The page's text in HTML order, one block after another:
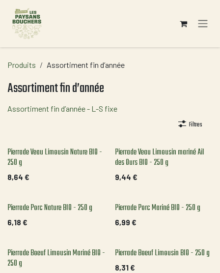
Produits Assortiment fin d’année
Assortiment fin d’année
Assortiment fin d’année - L-S fixe
Filtres
Pierrade Veau Limousin Nature BIO -
250 g
8,64 €
Pierrade Veau Limousin mariné Ail
des Ours BIO - 250 g
9,44 €
Pierrade Porc Nature BIO - 250 g
6,18 €
Pierrade Porc Mariné BIO - 250 g
6,99 €
Pierrade Boeuf Limousin Mariné BIO -
250 g
Pierrade Boeuf Limousin BIO - 250 g
8,31€